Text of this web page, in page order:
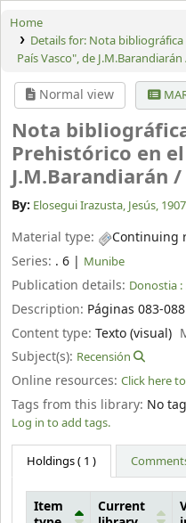
Home
Details for: Nota
País Vasco", de J.M.Barandiarán
Normal view
Nota
Prehistórico en
J.M.Barandiarán /
By: Elosegui Irazusta, Jesús,
Material type:
Continuing
Series: . 6 | Munibe
Publication details: Donostia :
Description: Páginas 083-088
Content type: Texto (visual)
Subject(s): Recensión
Online resources: Click here
Tags from this library: No
Log in to add tags.
Holdings( 1 )
Item
Current